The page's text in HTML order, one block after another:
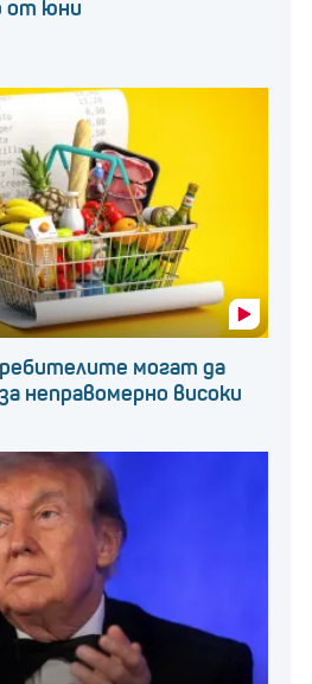
от юни
могат да
неправомерно високи